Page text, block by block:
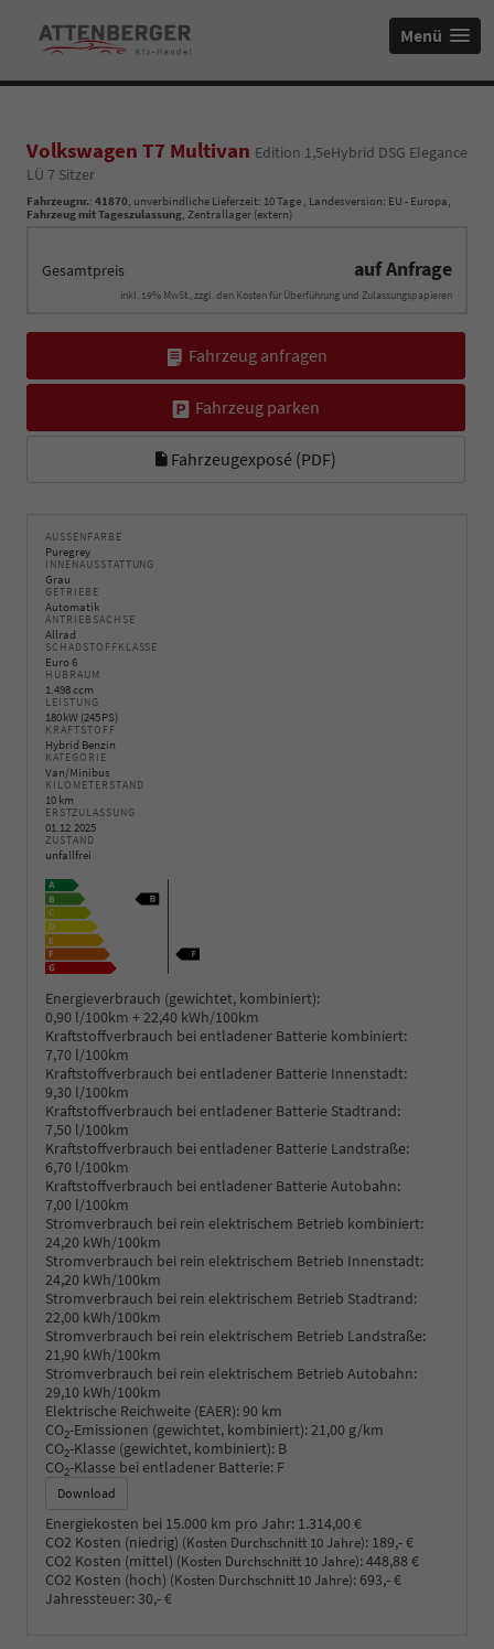
Menü
Volkswagen T7 Multivan Edition 1,5eHybrid DSG Elegance
LÜ 7 Sitzer
Fahrzeugnr.: 41870, unverbindliche Lieferzeit: 10 Tage , Landesversion: EU - Europa,
Fahrzeug mit Tageszulassung, Zentrallager (extern)
Gesamtpreis auf Anfrage
inkl. 19% MwSt., zzgl. den Kosten für Überführung und Zulassungspapieren
Fahrzeug anfragen
Fahrzeug parken
Fahrzeugexposé (PDF)
AUSSENFARBE
Puregrey
INNENAUSSTATTUNG
Grau
GETRIEBE
Automatik
ANTRIEBSACHSE
Allrad
SCHADSTOFFKLASSE
Euro 6
HUBRAUM
1.498 ccm
LEISTUNG
180 kW (245 PS)
KRAFTSTOFF
Hybrid Benzin
KATEGORIE
Van/Minibus
KILOMETERSTAND
10 km
ERSTZULASSUNG
01.12.2025
ZUSTAND
unfallfrei
Energieverbrauch (gewichtet, kombiniert):
0,90 l/100km + 22,40 kWh/100km
Kraftstoffverbrauch bei entladener Batterie kombiniert:
7,70 l/100km
Kraftstoffverbrauch bei entladener Batterie Innenstadt:
9,30 l/100km
Kraftstoffverbrauch bei entladener Batterie Stadtrand:
7,50 l/100km
Kraftstoffverbrauch bei entladener Batterie Landstraße:
6,70 l/100km
Kraftstoffverbrauch bei entladener Batterie Autobahn:
7,00 l/100km
Stromverbrauch bei rein elektrischem Betrieb kombiniert:
24,20 kWh/100km
Stromverbrauch bei rein elektrischem Betrieb Innenstadt:
24,20 kWh/100km
Stromverbrauch bei rein elektrischem Betrieb Stadtrand:
22,00 kWh/100km
Stromverbrauch bei rein elektrischem Betrieb Landstraße:
21,90 kWh/100km
Stromverbrauch bei rein elektrischem Betrieb Autobahn:
29,10 kWh/100km
Elektrische Reichweite (EAER):90 km
CO2-Emissionen (gewichtet, kombiniert):21,00 g/km
CO2-Klasse (gewichtet, kombiniert): B
CO2-Klasse bei entladener Batterie: F
Download
Energiekosten bei 15.000 km pro Jahr: 1.314,00 €
CO2 Kosten (niedrig) (Kosten Durchschnitt 10 Jahre): 189,- €
CO2 Kosten (mittel) (Kosten Durchschnitt 10 Jahre):448,88 €
CO2 Kosten (hoch) (Kosten Durchschnitt 10 Jahre): 693,- €
Jahressteuer:30,- €